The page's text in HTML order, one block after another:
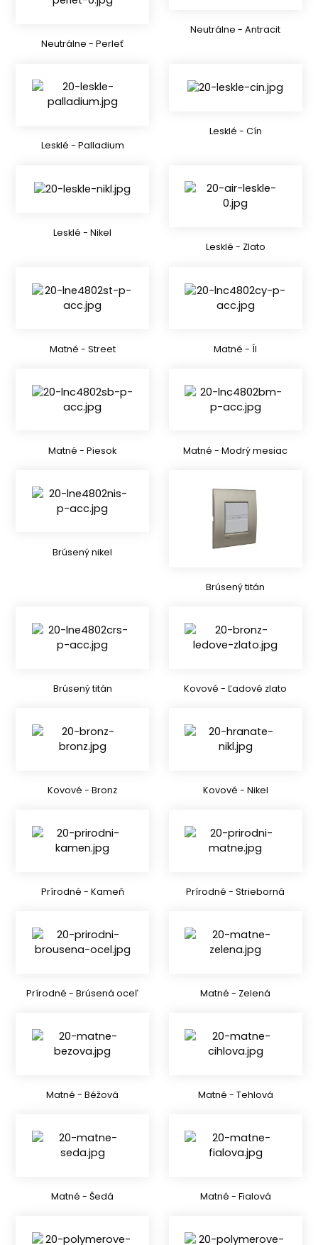
Neutrálne - Perleť
Neutrálne - Antracit
Lesklé - Palladium
Lesklé - Cín
Lesklé - Nikel
Lesklé - Zlato
Matné - Street Matné - Íl
Matné - Piesok Matné - Modrý mesiac
Brúsený nikel
Brúsený titán
Brúsený titán Kovové - Ľadové zlato
Kovové - Bronz Kovové - Nikel
Prírodné - Kameň Prírodné - Strieborná
Prírodné - Brúsená oceľ Matné - Zelená
Matné - Béžová Matné - Tehlová
Matné - Šedá Matné - Fialová